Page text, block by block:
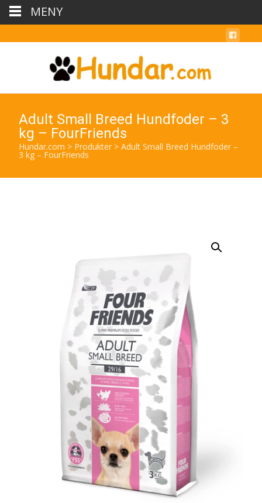
Adult Small Breed Hundfoder – 3
kg – FourFriends
Hundar.com > Produkter > Adult Small Breed Hundfoder –
3 kg – FourFriends
MENY